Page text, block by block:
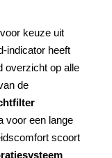
keuze uit
indicator heeft
overzicht op alle
de
voor een lange
scoort